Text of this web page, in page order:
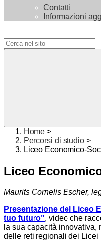
Contatti
Informazioni
Home >
Percorsi di studio >
Liceo Economico-
Liceo
Maurits Cornelis Escher,
Presentazione del Liceo
tuo futuro", video che
la sua capacità
delle reti regionali dei Licei